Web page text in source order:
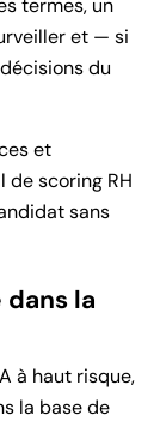
termes, un
et — si
du
et
de scoring RH
sans
la
à haut risque,
la base de